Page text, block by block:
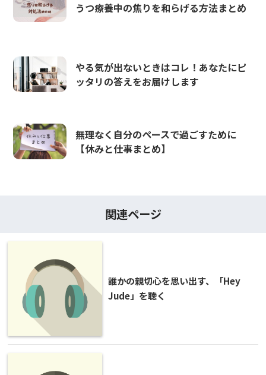
うつ療養中の焦りを和らげる方法まとめ
やる気が出ないときはコレ！あなたにピ
ッタリの答えをお届けします
無理なく自分のペースで過ごすために
【休みと仕事まとめ】
関連ページ
誰かの親切心を思い出す、「Hey
Jude」を聴く